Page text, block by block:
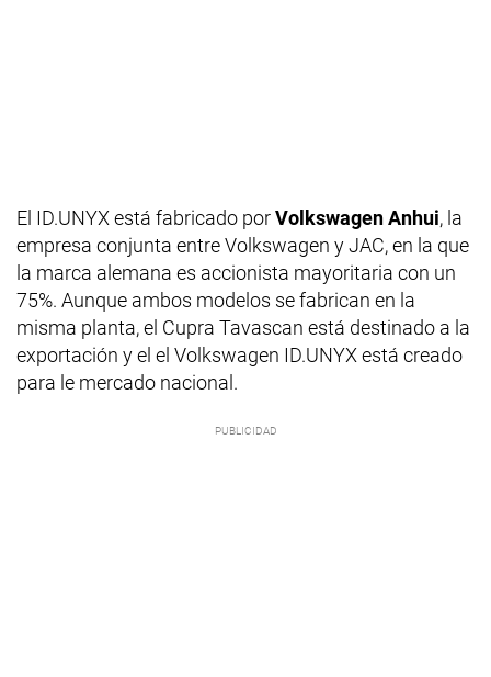
El ID.UNYX está fabricado porVolkswagen Anhui, la
empresa conjunta entre Volkswagen y JAC, en la que
la marca alemana es accionista mayoritaria con un
75%. Aunque ambos modelos se fabrican en la
misma planta, el Cupra Tavascan está destinado a la
exportación y el el Volkswagen ID.UNYX está creado
para le mercado nacional.